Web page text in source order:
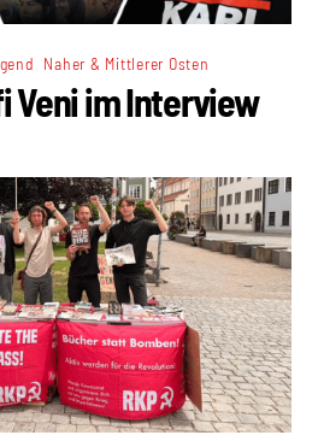
Naher & Mittlerer Osten
Veni im Interview